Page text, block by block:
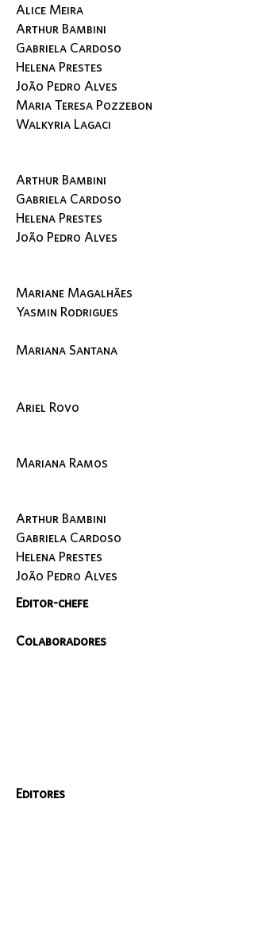
Alice Meira
Arthur Bambini
Gabriela Cardoso
Helena Prestes
João Pedro Alves
Maria Teresa Pozzebon
Walkyria Lagaci
Arthur Bambini
Gabriela Cardoso
Helena Prestes
João Pedro Alves
Mariane Magalhães
Yasmin Rodrigues
Mariana Santana
Ariel Rovo
Mariana Ramos
Arthur Bambini
Gabriela Cardoso
Helena Prestes
João Pedro Alves
Editor-chefe
Colaboradores
Editores